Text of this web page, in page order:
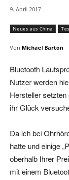
9. April 2017
Neues aus China
Von Michael Barton
Bluetooth
Nutzer werden
Hersteller
ihr Glück
Da ich bei
hatte und einige
oberhalb Ihrer
mit einem